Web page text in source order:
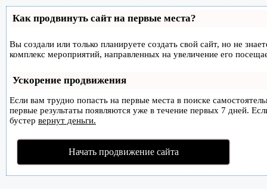
Как продвинуть сайт на первые места?
Вы создали или только планируете создать свой сайт, но не
комплекс мероприятий, направленных на увеличение его
Ускорение продвижения
Если вам трудно попасть на первые места в поиске
первые результаты появляются уже в течение первых 7 дней.
бустер вернут деньги.
Начать продвижение сайта